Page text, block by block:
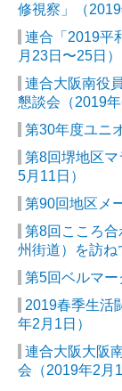
修視察」（
連合「2019平
月23日〜25日）
連合大阪南役
懇談会（2019年
第30年度ユニ
第8回堺地区
5月11日）
第90回地区メ
第8回こころ
州街道）を訪ね
第5回ベルマー
2019春季生活
年2月1日）
連合大阪大阪
会（2019年2月1